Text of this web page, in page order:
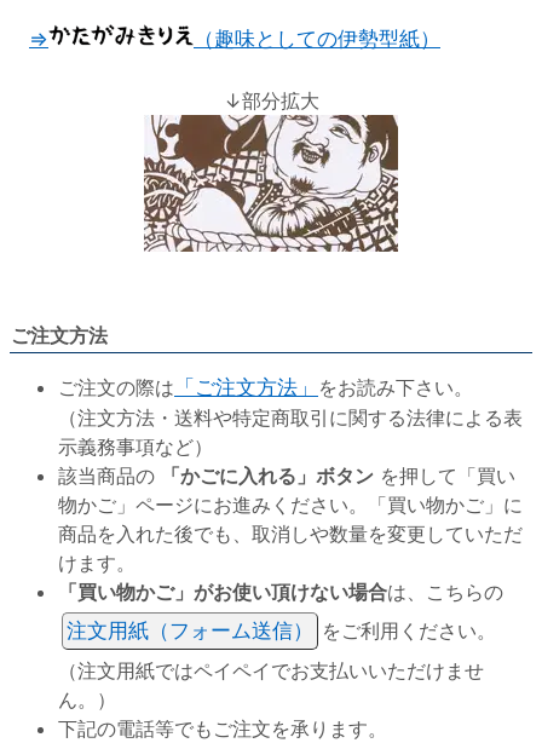
⇒ （趣味としての伊勢型紙）
↓部分拡大
ご注文方法
ご注文の際は 「ご注文方法」 をお読み下さい。
（注文方法・送料や特定商取引に関する法律による表
示義務事項など）
該当商品の
「かごに入れる」ボタン を押して「買い
物かご」ページにお進みください。「買い物かご」に
商品を入れた後でも、取消しや数量を変更していただ
けます。
「買い物かご」がお使い頂けない場合は、こちらの
注文用紙（フォーム送信）
をご利用ください。
（注文用紙ではペイペイでお支払いいただけませ
ん。）
下記の電話等でもご注文を承ります。